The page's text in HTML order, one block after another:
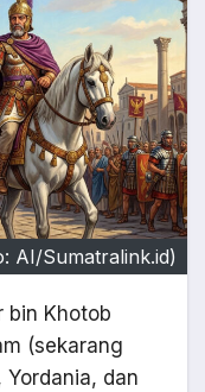
AI/Sumatralink.id)
bin Khotob
(sekarang
dan